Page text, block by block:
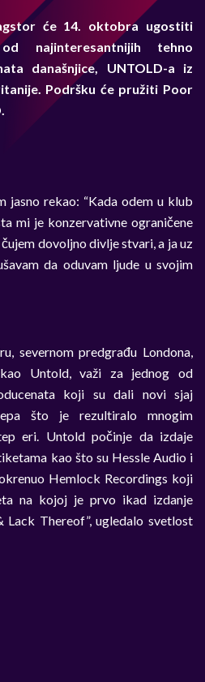
će 14. oktobra ugostiti
najinteresantnijih tehno
današnjice, UNTOLD-a iz
Podršku će pružiti Poor
jasno rekao: “Kada odem u klub
mi je konzervativne ograničene
dovoljno divlje stvari, a ja uz
da oduvam ljude u svojim
severnom predgrađu Londona,
Untold, važi za jednog od
koji su dali novi sjaj
što je rezultiralo mnogim
eri. Untold počinje da izdaje
kao što su Hessle Audio i
Hemlock Recordings koji
na kojoj je prvo ikad izdanje
Lack Thereof”, ugledalo svetlost